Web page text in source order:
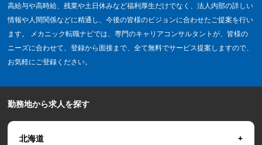
高給与や高時給、残業や土日休みなど福利厚生だけでなく、法人内部の詳しい
情報や人間関係などに精通し、今後の皆様のビジョンに合わせたご提案を行い
ます。 メカニック転職ナビでは、専門のキャリアコンサルタントが、皆様の
ニーズに合わせて、登録から面接まで、全て無料でサービス提案しますので、
お気軽にご登録ください。
勤務地から求人を探す
北海道